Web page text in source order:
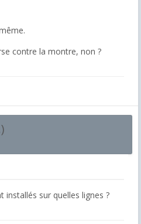
contre la montre, non ?
installés sur quelles lignes ?